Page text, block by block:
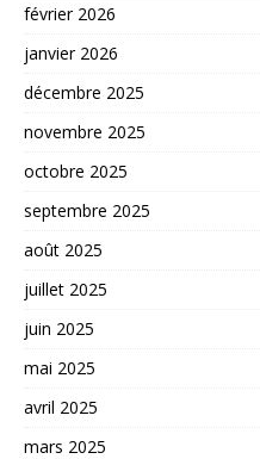
février 2026
janvier 2026
décembre 2025
novembre 2025
octobre 2025
septembre 2025
août 2025
juillet 2025
juin 2025
mai 2025
avril 2025
mars 2025